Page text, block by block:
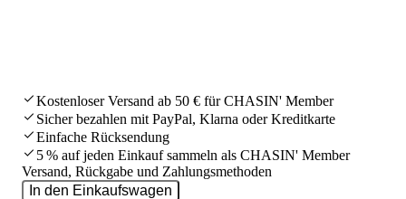
Kostenloser Versand ab 50 € für CHASIN' Member
Sicher bezahlen mit PayPal, Klarna oder Kreditkarte
Einfache Rücksendung
5 % auf jeden Einkauf sammeln als CHASIN' Member
Versand, Rückgabe und Zahlungsmethoden
In den Einkaufswagen